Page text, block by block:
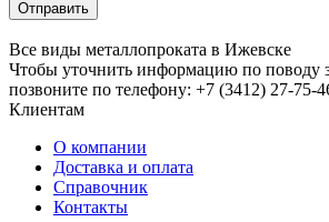
Отправить
Все виды металлопроката в Ижевске
Чтобы уточнить информацию по поводу
позвоните по телефону: +7 (3412) 27-75-
Клиентам
О компании
Доставка и оплата
Справочник
Контакты